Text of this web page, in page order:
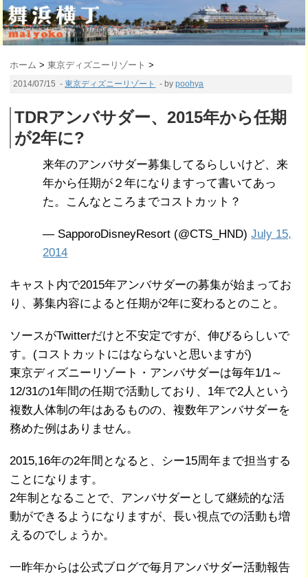
ホーム >東京ディズニーリゾート >
2014/07/15 -東京ディズニーリゾート - bypoohya
TDRアンバサダー、2015年から任期
が2年に?
来年のアンバサダー募集してるらしいけど、来
年から任期が２年になりますって書いてあっ
た。こんなところまでコストカット？
— SapporoDisneyResort (@CTS_HND)July 15,
2014
キャスト内で2015年アンバサダーの募集が始まってお
り、募集内容によると任期が2年に変わるとのこと。
ソースがTwitterだけと不安定ですが、伸びるらしいで
す。(コストカットにはならないと思いますが)
東京ディズニーリゾート・アンバサダーは毎年1/1～
12/31の1年間の任期で活動しており、1年で2人という
複数人体制の年はあるものの、複数年アンバサダーを
務めた例はありません。
2015,16年の2年間となると、シー15周年まで担当する
ことになります。
2年制となることで、アンバサダーとして継続的な活
動ができるようになりますが、長い視点での活動も増
えるのでしょうか。
一昨年からは公式ブログで毎月アンバサダー活動報告